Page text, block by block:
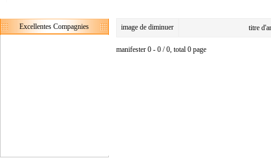
Excellentes Compagnies image de diminuer titre
manifester 0 - 0 / 0, total 0 page